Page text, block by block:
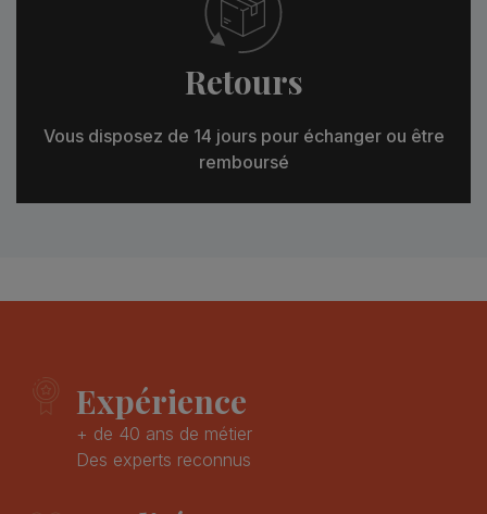
Retours
Vous disposez de 14 jours pour échanger ou être
remboursé
Expérience
+ de 40 ans de métier
Des experts reconnus